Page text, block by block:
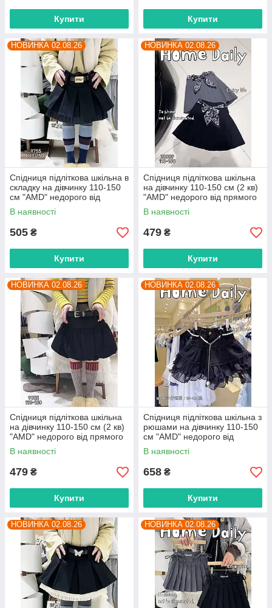
Купити Купити
НОВИНКА 02.08.26
Спідниця підліткова шкільна в
складку на дівчинку 110-150
см "AMD" недорого від
прямого постачальника
В наявності
505 ₴
Купити
НОВИНКА 02.08.26
Спідниця підліткова шкільна
на дівчинку 110-150 см (2 кв)
"AMD" недорого від прямого
постачальника
В наявності
479 ₴
Купити
НОВИНКА 02.08.26
Спідниця підліткова шкільна
на дівчинку 110-150 см (2 кв)
"AMD" недорого від прямого
постачальника
В наявності
479 ₴
Купити
НОВИНКА 02.08.26
Спідниця підліткова шкільна з
рюшами на дівчинку 110-150
см "AMD" недорого від
прямого постачальника
В наявності
658 ₴
Купити
НОВИНКА 02.08.26 НОВИНКА 02.08.26